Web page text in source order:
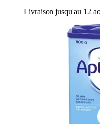
Livraison jusqu'au 12